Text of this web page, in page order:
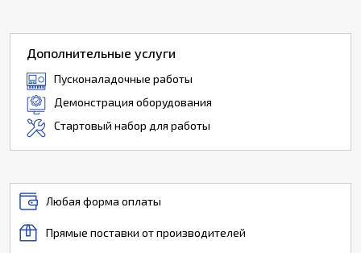
Дополнительные услуги
Пусконаладочные работы
Демонстрация оборудования
Стартовый набор для работы
Любая форма оплаты
Прямые поставки от производителей